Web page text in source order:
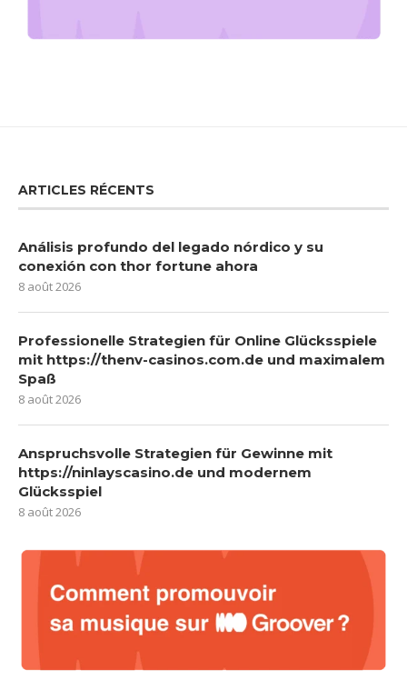
ARTICLES RÉCENTS
Análisis profundo del legado nórdico y su
conexión con thor fortune ahora
8 août 2026
Professionelle Strategien für Online Glücksspiele
mit https://thenv-casinos.com.de und maximalem
Spaß
8 août 2026
Anspruchsvolle Strategien für Gewinne mit
https://ninlayscasino.de und modernem
Glücksspiel
8 août 2026